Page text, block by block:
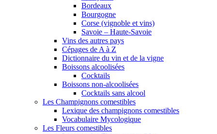
Bordeaux
Bourgogne
Corse (vignoble et vins)
Savoie – Haute-Savoie
Vins des autres pays
Cépages de A à Z
Dictionnaire du vin et de la vigne
Boissons alcoolisées
Cocktails
Boissons non-alcoolisées
Cocktails sans alcool
Les Champignons comestibles
Lexique des champignons comestibles
Vocabulaire Mycologique
Les Fleurs comestibles